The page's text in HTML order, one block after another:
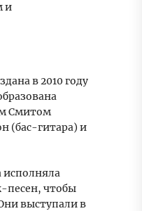
и
в 2010 году
Смитом
(бас-гитара) и
исполняла
песен, чтобы
выступали в